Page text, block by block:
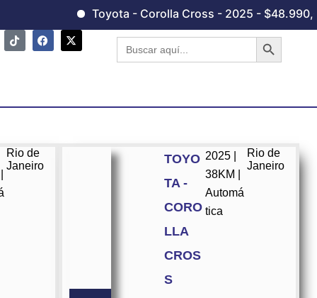
Toyota - Corolla Cross - 2025 - $48.990,00
Buscar:
Botón de
Rio de
Janeiro
TOYO
TA -
CORO
LLA
CROS
S
2025 |
38KM |
Automá
tica
Rio de
Janeiro